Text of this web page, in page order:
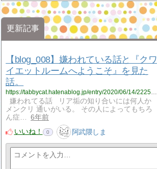
更新記事
【blog_008】嫌われている話と『クワ
イエットルームへようこそ』を見た
話。
https://tabbycat.hatenablog.jp/entry/2020/06/14/222556
嫌われてる話 リア垢の知り合いには何人か
メンクリ 通いがいる。 その人によってもちろ
ん症…
6年前
いいね！
0 阿武隈しま